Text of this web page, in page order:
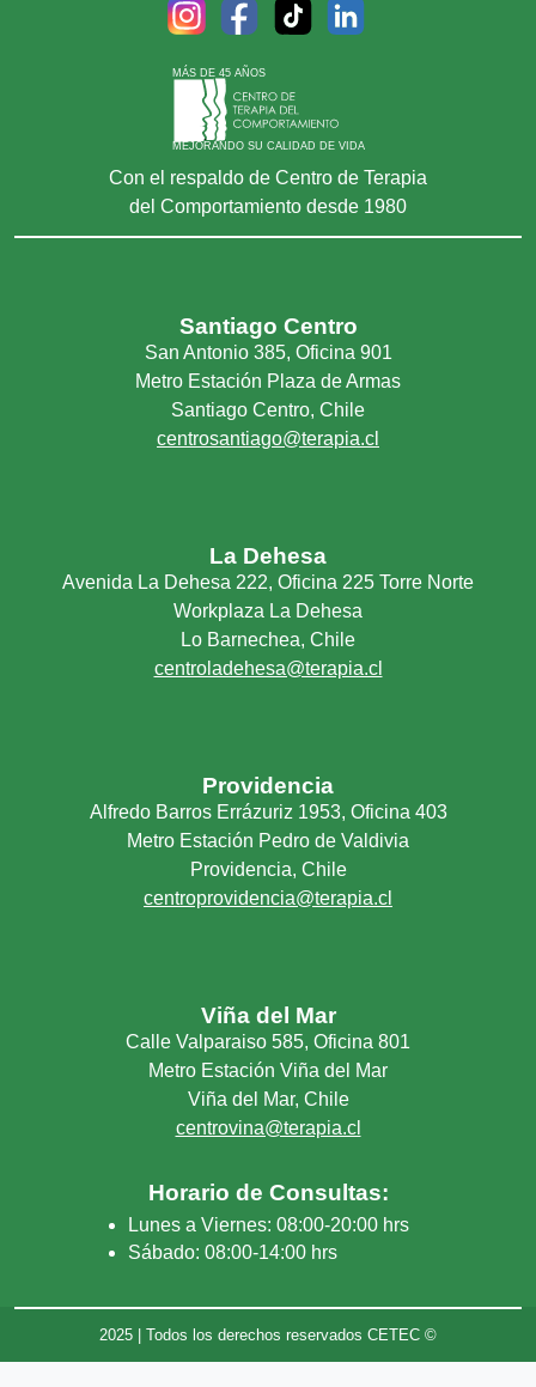
MÁS DE 45 AÑOS
MEJORANDO SU CALIDAD DE VIDA
Con el respaldo de Centro de Terapia
del Comportamiento desde 1980
Santiago Centro
San Antonio 385, Oficina 901
Metro Estación Plaza de Armas
Santiago Centro, Chile
centrosantiago@terapia.cl
La Dehesa
Avenida La Dehesa 222, Oficina 225 Torre Norte
Workplaza La Dehesa
Lo Barnechea, Chile
centroladehesa@terapia.cl
Providencia
Alfredo Barros Errázuriz 1953, Oficina 403
Metro Estación Pedro de Valdivia
Providencia, Chile
centroprovidencia@terapia.cl
Viña del Mar
Calle Valparaiso 585, Oficina 801
Metro Estación Viña del Mar
Viña del Mar, Chile
centrovina@terapia.cl
Horario de Consultas:
Lunes a Viernes: 08:00-20:00 hrs
Sábado: 08:00-14:00 hrs
2025 | Todos los derechos reservados CETEC ©